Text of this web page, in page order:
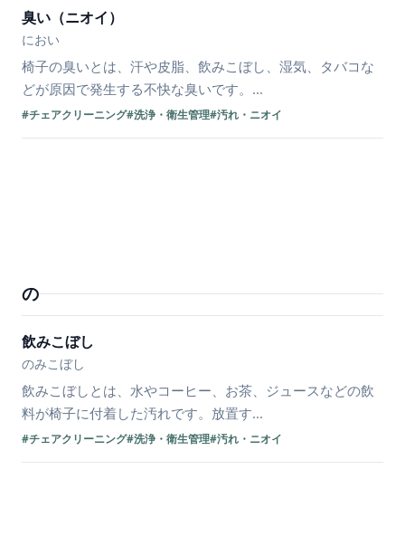
臭い（ニオイ）
におい
椅子の臭いとは、汗や皮脂、飲みこぼし、湿気、タバコな
どが原因で発生する不快な臭いです。...
#チェアクリーニング#洗浄・衛生管理#汚れ・ニオイ
の
飲みこぼし
のみこぼし
飲みこぼしとは、水やコーヒー、お茶、ジュースなどの飲
料が椅子に付着した汚れです。放置す...
#チェアクリーニング#洗浄・衛生管理#汚れ・ニオイ